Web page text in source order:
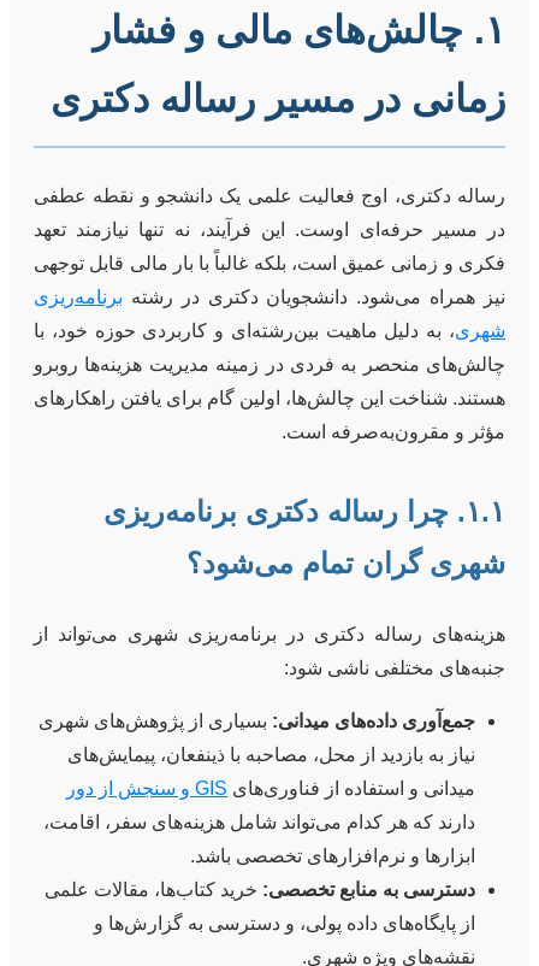
۱. چالش‌های مالی و فشار
زمانی در مسیر رساله دکتری
رساله دکتری، اوج فعالیت علمی یک دانشجو و نقطه عطفی
در مسیر حرفه‌ای اوست. این فرآیند، نه تنها نیازمند تعهد
فکری و زمانی عمیق است، بلکه غالباً با بار مالی قابل توجهی
نیز همراه می‌شود. دانشجویان دکتری در رشته برنامه‌ریزی
شهری، به دلیل ماهیت بین‌رشته‌ای و کاربردی حوزه خود، با
چالش‌های منحصر به فردی در زمینه مدیریت هزینه‌ها روبرو
هستند. شناخت این چالش‌ها، اولین گام برای یافتن راهکارهای
مؤثر و مقرون‌به‌صرفه است.
۱.۱. چرا رساله دکتری برنامه‌ریزی
شهری گران تمام می‌شود؟
هزینه‌های رساله دکتری در برنامه‌ریزی شهری می‌تواند از
جنبه‌های مختلفی ناشی شود:
جمع‌آوری داده‌های میدانی: بسیاری از پژوهش‌های شهری
نیاز به بازدید از محل، مصاحبه با ذینفعان، پیمایش‌های
میدانی و استفاده از فناوری‌های GIS و سنجش از دور
دارند که هر کدام می‌تواند شامل هزینه‌های سفر، اقامت،
ابزارها و نرم‌افزارهای تخصصی باشد.
دسترسی به منابع تخصصی: خرید کتاب‌ها، مقالات علمی
از پایگاه‌های داده پولی، و دسترسی به گزارش‌ها و
نقشه‌های ویژه شهری.